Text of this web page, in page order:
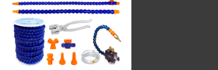
Винты torx